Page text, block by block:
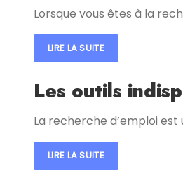
Lorsque vous êtes à la
LIRE LA SUITE
Les outils
La recherche d’emploi
LIRE LA SUITE